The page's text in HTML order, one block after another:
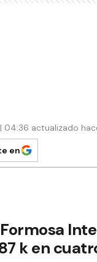
04:36 actualizado
en
k en